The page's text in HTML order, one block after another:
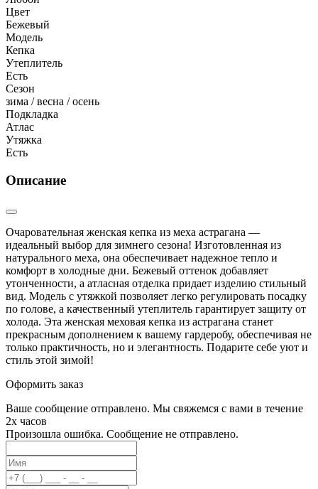
Цвет
Бежевый
Модель
Кепка
Утеплитель
Есть
Сезон
зима / весна / осень
Подкладка
Атлас
Утяжка
Есть
Описание
Очаровательная женская кепка из меха астрагана —
идеальный выбор для зимнего сезона! Изготовленная из
натурального меха, она обеспечивает надежное тепло и
комфорт в холодные дни. Бежевый оттенок добавляет
утонченности, а атласная отделка придает изделию стильный
вид. Модель с утяжкой позволяет легко регулировать посадку
по голове, а качественный утеплитель гарантирует защиту от
холода. Эта женская меховая кепка из астрагана станет
прекрасным дополнением к вашему гардеробу, обеспечивая не
только практичность, но и элегантность. Подарите себе уют и
стиль этой зимой!
Оформить заказ
Ваше сообщение отправлено. Мы свяжемся с вами в течение
2х часов
Произошла ошибка. Сообщение не отправлено.